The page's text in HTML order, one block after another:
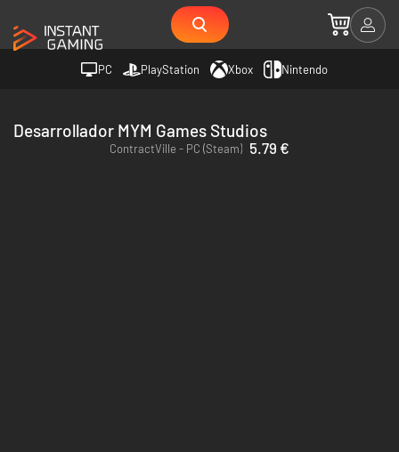
PC PlayStation Xbox Nintendo
Desarrollador MYM Games Studios
ContractVille - PC (Steam) 5.79 €